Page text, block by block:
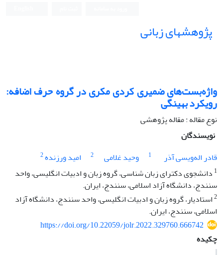
پژوهشهای زبانی
واژه‌بست‌های ضمیری کردی مکری در گروه حرف اضافه:
رویکرد بهینگی
نوع مقاله : مقاله پژوهشی
نویسندگان
قادر اله‌ویسی آذر
1 وحید غلامی 2 امید ورزنده2
1 دانشجوی دکترای زبان شناسی، گروه زبان و ادبیات انگلیسی، واحد
سنندج، دانشگاه آزاد اسلامی، سنندج، ایران.
2استادیار، گروه زبان و ادبیات انگلیسی، واحد سنندج، دانشگاه آزاد
اسلامی، سنندج، ایران.
https://doi.org/10.22059/jolr.2022.329760.666742
چکیده